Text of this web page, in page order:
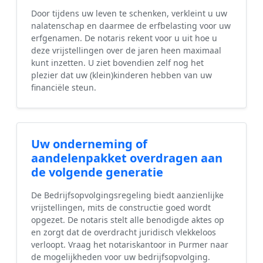
Door tijdens uw leven te schenken, verkleint u uw
nalatenschap en daarmee de erfbelasting voor uw
erfgenamen. De notaris rekent voor u uit hoe u
deze vrijstellingen over de jaren heen maximaal
kunt inzetten. U ziet bovendien zelf nog het
plezier dat uw (klein)kinderen hebben van uw
financiële steun.
Uw onderneming of
aandelenpakket overdragen aan
de volgende generatie
De Bedrijfsopvolgingsregeling biedt aanzienlijke
vrijstellingen, mits de constructie goed wordt
opgezet. De notaris stelt alle benodigde aktes op
en zorgt dat de overdracht juridisch vlekkeloos
verloopt. Vraag het notariskantoor in Purmer naar
de mogelijkheden voor uw bedrijfsopvolging.